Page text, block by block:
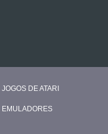
JOGOS DE ATARI
EMULADORES